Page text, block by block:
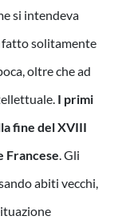
si intendeva
fatto solitamente
oltre che ad
I primi
fine del XVIII
Francese. Gli
abiti vecchi,